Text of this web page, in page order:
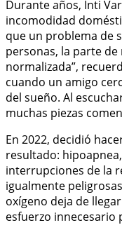
Durante años, Inti
incomodidad
que un problema de
personas, la parte
normalizada”,
cuando un amigo
del sueño. Al
muchas piezas
En 2022, decidió
resultado:
interrupciones de la
igualmente
oxígeno deja de
esfuerzo innecesario